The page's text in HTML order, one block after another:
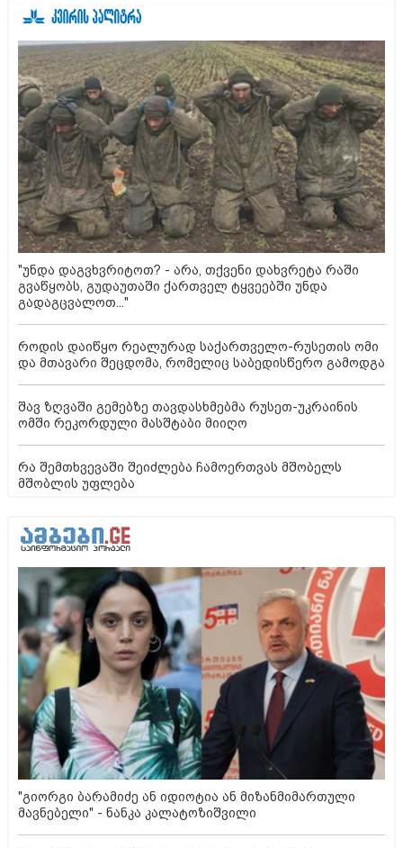
"უნდა დაგვხვრიტოთ? - არა, თქვენი დახვრეტა რაში
გვაწყობს, გუდაუთაში ქართველ ტყვეებში უნდა
გადაგცვალოთ..."
როდის დაიწყო რეალურად საქართველო-რუსეთის ომი
და მთავარი შეცდომა, რომელიც საბედისწერო გამოდგა
შავ ზღვაში გემებზე თავდასხმებმა რუსეთ-უკრაინის
ომში რეკორდული მასშტაბი მიიღო
რა შემთხვევაში შეიძლება ჩამოერთვას მშობელს
მშობლის უფლება
"გიორგი ბარამიძე ან იდიოტია ან მიზანმიმართული
მავნებელი" - ნანკა კალატოზიშვილი